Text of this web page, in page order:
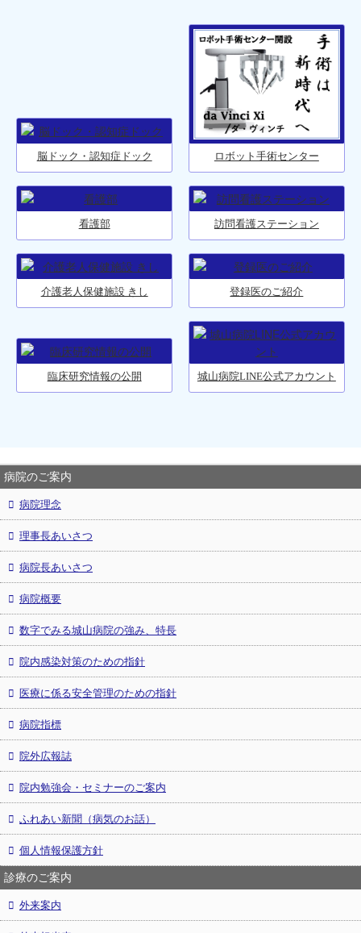
脳ドック・認知症ドック ロボット手術センター
看護部 訪問看護ステーション
介護老人保健施設 きし 登録医のご紹介
臨床研究情報の公開 城山病院LINE公式アカウント
病院のご案内
病院理念
理事長あいさつ
病院長あいさつ
病院概要
数字でみる城山病院の強み、特長
院内感染対策のための指針
医療に係る安全管理のための指針
病院指標
院外広報誌
院内勉強会・セミナーのご案内
ふれあい新聞（病気のお話）
個人情報保護方針
診療のご案内
外来案内